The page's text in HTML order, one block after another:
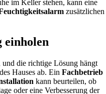
im Keller stehen, kann eine
zusätzlichen
einholen
und die richtige Lösung hängt
Hauses ab. Ein Fachbetrieb
kann beurteilen, ob
oder eine Verbesserung der